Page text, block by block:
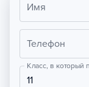
Имя
Телефон
Класс, в который
11